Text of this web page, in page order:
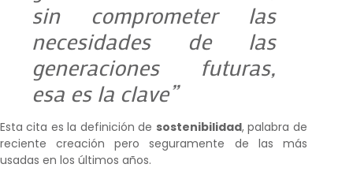
sin comprometer las
necesidades de las
generaciones futuras,
esa es la clave”
Esta cita es la definición de sostenibilidad, palabra de
reciente creación pero seguramente de las más
usadas en los últimos años.